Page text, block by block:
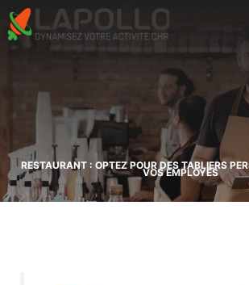
Aller
au
contenu
RESTAURANT : OPTEZ POUR DES TABLIERS
VOS EMPLOYÉS